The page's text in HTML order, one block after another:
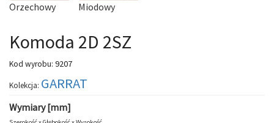
Orzechowy Miodowy
Komoda 2D 2SZ
Kod wyrobu: 9207
Kolekcja: GARRAT
Wymiary [mm]